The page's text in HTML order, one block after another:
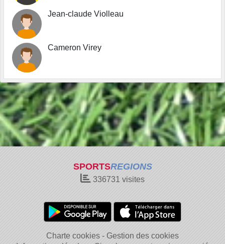
Jean-claude Violleau
Cameron Virey
SPORTSREGIONS
336731 visites
Charte cookies
Gestion des cookies